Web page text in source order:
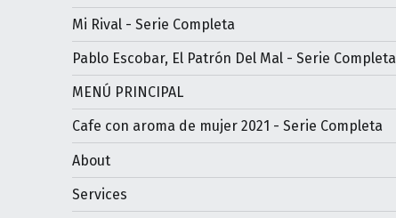
Mi Rival - Serie Completa
Pablo Escobar, El Patrón Del Mal - Serie Completa
MENÚ PRINCIPAL
Cafe con aroma de mujer 2021 - Serie Completa
About
Services